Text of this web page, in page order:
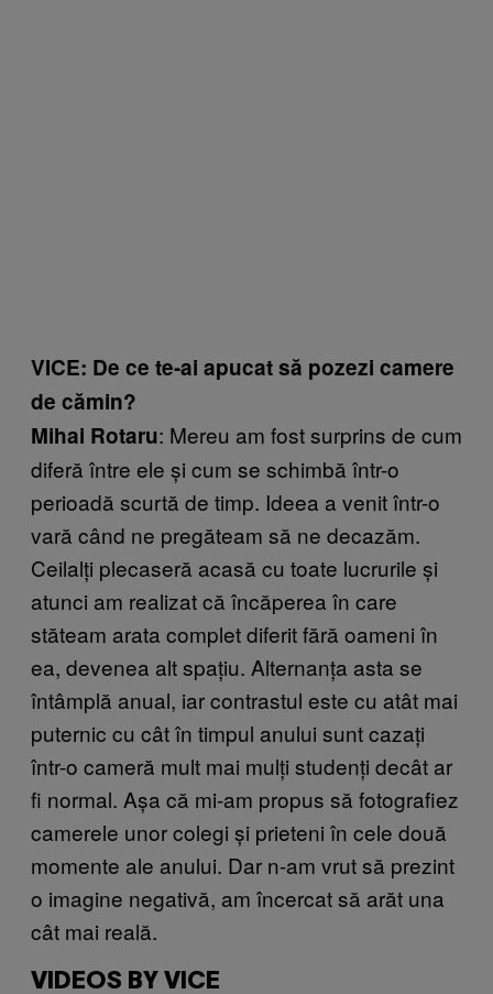
VICE: De ce te-ai apucat să pozezi camere
de cămin?
Mihai Rotaru: Mereu am fost surprins de cum
diferă între ele și cum se schimbă într-o
perioadă scurtă de timp. Ideea a venit într-o
vară când ne pregăteam să ne decazăm.
Ceilalți plecaseră acasă cu toate lucrurile și
atunci am realizat că încăperea în care
stăteam arata complet diferit fără oameni în
ea, devenea alt spațiu. Alternanța asta se
întâmplă anual, iar contrastul este cu atât mai
puternic cu cât în timpul anului sunt cazați
într-o cameră mult mai mulți studenți decât ar
fi normal. Așa că mi-am propus să fotografiez
camerele unor colegi și prieteni în cele două
momente ale anului. Dar n-am vrut să prezint
o imagine negativă, am încercat să arăt una
cât mai reală.
VIDEOS BY VICE